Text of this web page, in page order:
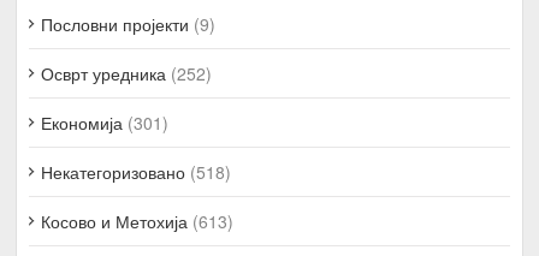
Пословни пројекти (9)
Осврт уредника (252)
Економија (301)
Некатегоризовано (518)
Косово и Метохија (613)